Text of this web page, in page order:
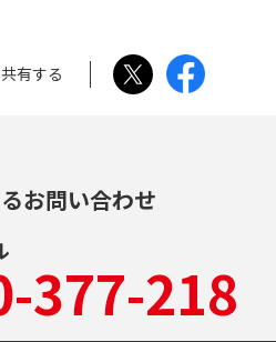
有する
お問い合わせ
377-218